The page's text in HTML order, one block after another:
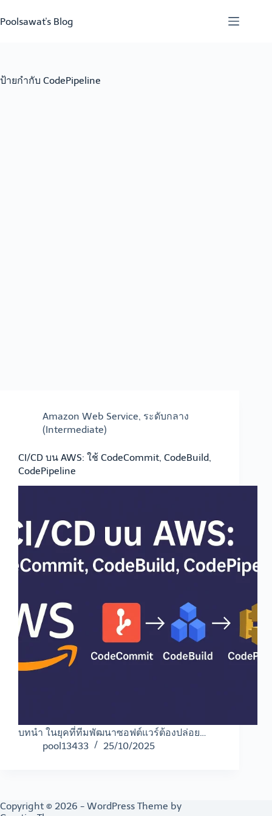
to
content
Poolsawat's Blog
ป้ายกำกับ CodePipeline
Amazon Web Service, ระดับกลาง
(Intermediate)
CI/CD บน AWS: ใช้ CodeCommit, CodeBuild,
CodePipeline
บทนำ ในยุคที่ทีมพัฒนาซอฟต์แวร์ต้องปล่อย…
pool13433
25/10/2025
Copyright © 2026 - WordPress Theme by